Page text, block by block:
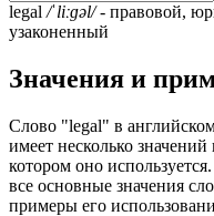
legal /ˈliːɡəl/- правовой,
узаконенный
Значения и
Слово "legal" в
имеет несколько значений
котором оно
все основные значения
примеры его